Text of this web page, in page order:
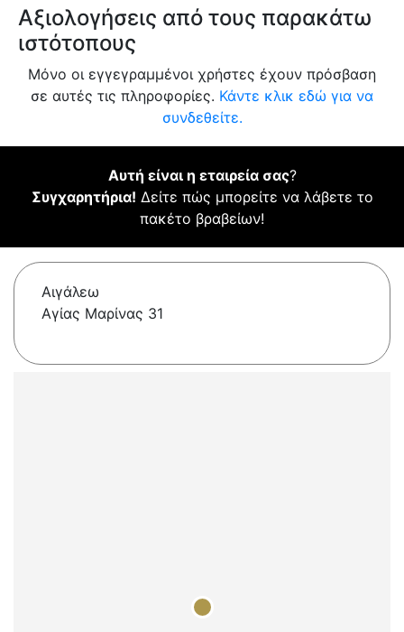
Αξιολογήσεις από τους παρακάτω
ιστότοπους
Μόνο οι εγγεγραμμένοι χρήστες έχουν πρόσβαση
σε αυτές τις πληροφορίες. Κάντε κλικ εδώ για να
συνδεθείτε.
Αυτή είναι η εταιρεία σας?
Συγχαρητήρια! Δείτε πώς μπορείτε να λάβετε το
πακέτο βραβείων!
Αιγάλεω
Αγίας Μαρίνας 31